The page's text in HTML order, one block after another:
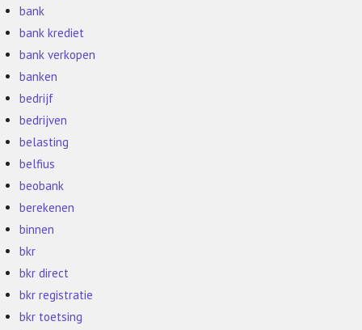
bank
bank krediet
bank verkopen
banken
bedrijf
bedrijven
belasting
belfius
beobank
berekenen
binnen
bkr
bkr direct
bkr registratie
bkr toetsing